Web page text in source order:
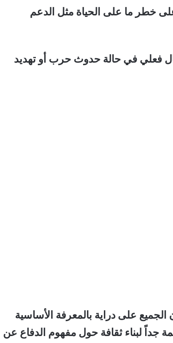
على خطر ما على الحياة مثل الدعم
فعلي في حالة حدوث حرب أو تهديد
على دراية بالمعرفة الأساسية
جداً لبناء ثقافة حول مفهوم الدفاع عن